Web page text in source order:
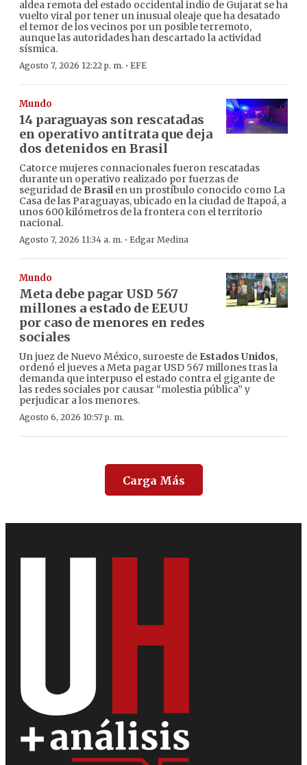
aldea remota del estado occidental indio de Gujarat se ha
vuelto viral por tener un inusual oleaje que ha desatado
el temor de los vecinos por un posible terremoto,
aunque las autoridades han descartado la actividad
sísmica.
Agosto 7, 2026 12:22 p. m. · EFE
Mundo
14 paraguayas son rescatadas
en operativo antitrata que deja
dos detenidos en Brasil
Catorce mujeres connacionales fueron rescatadas
durante un operativo realizado por fuerzas de
seguridad de Brasilen un prostíbulo conocido como La
Casa de las Paraguayas, ubicado en la ciudad de Itapoá, a
unos 600 kilómetros de la frontera con el territorio
nacional.
Agosto 7, 2026 11:34 a. m. · Edgar Medina
Mundo
Meta debe pagar USD 567
millones a estado de EEUU
por caso de menores en redes
sociales
Un juez de Nuevo México, suroeste de Estados Unidos,
ordenó el jueves a Meta pagar USD 567 millones tras la
demanda que interpuso el estado contra el gigante de
las redes sociales por causar “molestia pública” y
perjudicar a los menores.
Agosto 6, 2026 10:57 p. m.
Carga Más